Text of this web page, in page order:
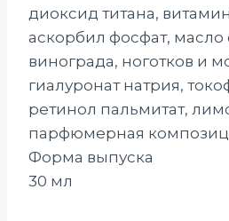
диоксид титана,
аскорбил фосфат, масло
винограда, ноготков и
гиалуронат натрия,
ретинол пальмитат,
парфюмерная
Форма выпуска
30 мл